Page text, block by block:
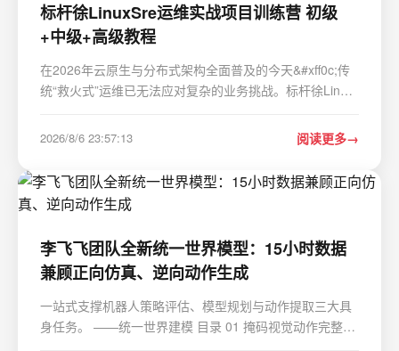
标杆徐LinuxSre运维实战项目训练营 初级
+中级+高级教程
在2026年云原生与分布式架构全面普及的今天&#xff0c;传
统“救火式”运维已无法应对复杂的业务挑战。标杆徐Linux
一条从零基础到高级SRE的完整进阶路径。该课程以实战
2026/8/6 23:57:13 阅读更多
李飞飞团队全新统一世界模型：15小时数据
兼顾正向仿真、逆向动作生成
一站式支撑机器人策略评估、模型规划与动作提取三大具
身任务。 ——统一世界建模 目录 01 掩码视觉动作完整技